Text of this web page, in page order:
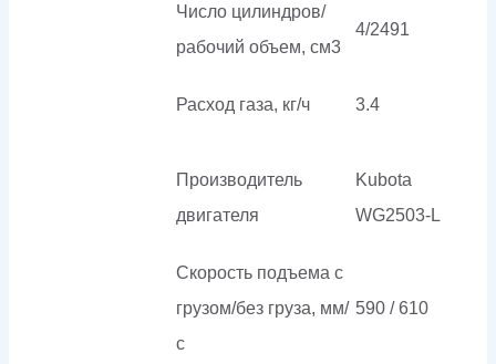
Число цилиндров/
рабочий объем, см3
4/2491
Расход газа, кг/ч 3.4
Производитель
двигателя
Kubota
WG2503-L
Скорость подъема с
грузом/без груза, мм/
с
590 / 610